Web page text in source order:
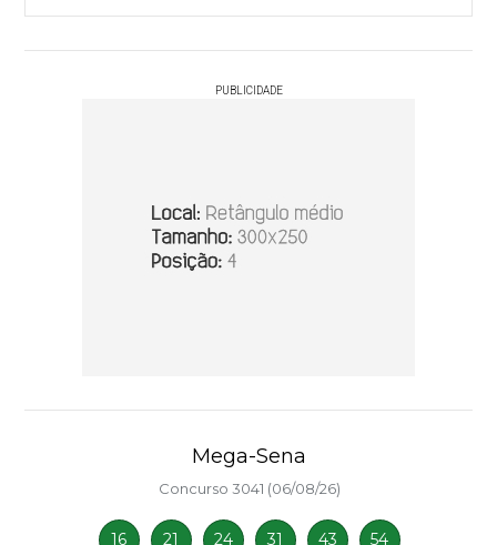
PUBLICIDADE
Mega-Sena
Concurso 3041 (06/08/26)
16 21 24 31 43 54